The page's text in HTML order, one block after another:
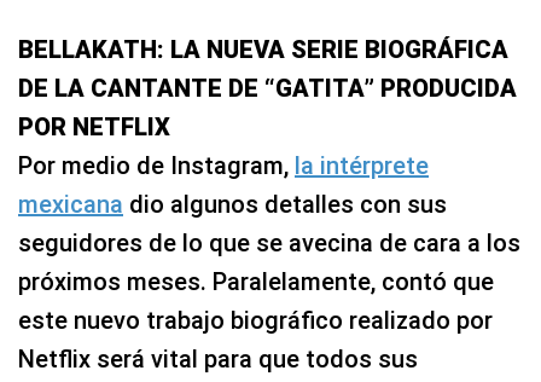
BELLAKATH: LA NUEVA SERIE BIOGRÁFICA
DE LA CANTANTE DE “GATITA” PRODUCIDA
POR NETFLIX
Por medio de Instagram, la intérprete
mexicana dio algunos detalles con sus
seguidores de lo que se avecina de cara a los
próximos meses. Paralelamente, contó que
este nuevo trabajo biográfico realizado por
Netflix será vital para que todos sus